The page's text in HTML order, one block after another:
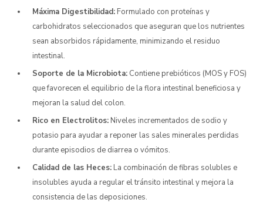
Máxima Digestibilidad: Formulado con proteínas y
carbohidratos seleccionados que aseguran que los nutrientes
sean absorbidos rápidamente, minimizando el residuo
intestinal.
Soporte de la Microbiota: Contiene prebióticos (MOS y FOS)
que favorecen el equilibrio de la flora intestinal beneficiosa y
mejoran la salud del colon.
Rico en Electrolitos: Niveles incrementados de sodio y
potasio para ayudar a reponer las sales minerales perdidas
durante episodios de diarrea o vómitos.
Calidad de las Heces: La combinación de fibras solubles e
insolubles ayuda a regular el tránsito intestinal y mejora la
consistencia de las deposiciones.